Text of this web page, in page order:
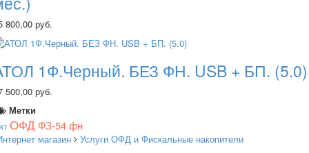
800,00 руб.
1Ф.Черный. БЕЗ ФН. USB + БП. (5.0)
500,00 руб.
Метки
ОФД ФЗ-54фн
магазин Услуги ОФД и Фискальные накопители